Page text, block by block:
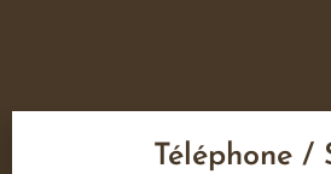
Téléphone /